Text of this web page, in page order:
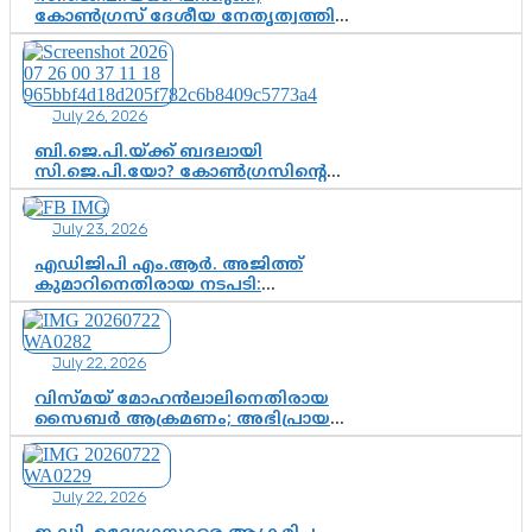
കോൺഗ്രസ് ദേശീയ നേതൃത്വത്തിൽ
ആശങ്കയോ? പാർട്ടിക്കുള്ളിൽ
ഭിന്നാഭിപ്രായമെന്ന വിലയിരുത്തൽ
July 26, 2026
ബി.ജെ.പി.യ്ക്ക് ബദലായി
സി.ജെ.പി.യോ? കോൺഗ്രസിന്റെ
രാഷ്ട്രീയ ഇടം കൈവശപ്പെടുത്താൻ
സിജെപി ഉയർന്നുകഴിഞ്ഞോ?
ഇന്ത്യൻ രാഷ്ട്രീയത്തിലെ പുതിയ
വഴിത്തിരിവ്
July 23, 2026
എഡിജിപി എം.ആർ. അജിത്ത്
കുമാറിനെതിരായ നടപടി:
സസ്പെൻഷനിൽ ഒതുങ്ങുമോ,
അതോ കൂടുതൽ കടുത്ത
നടപടികളിലേക്കോ?
July 22, 2026
വിസ്മയ് മോഹൻലാലിനെതിരായ
സൈബർ ആക്രമണം; അഭിപ്രായ
സ്വാതന്ത്ര്യത്തെ നിശ്ശബ്ദമാക്കുന്ന
ഡിജിറ്റൽ ഗുണ്ടായിസത്തിന് അറുതി
വേണം
July 22, 2026